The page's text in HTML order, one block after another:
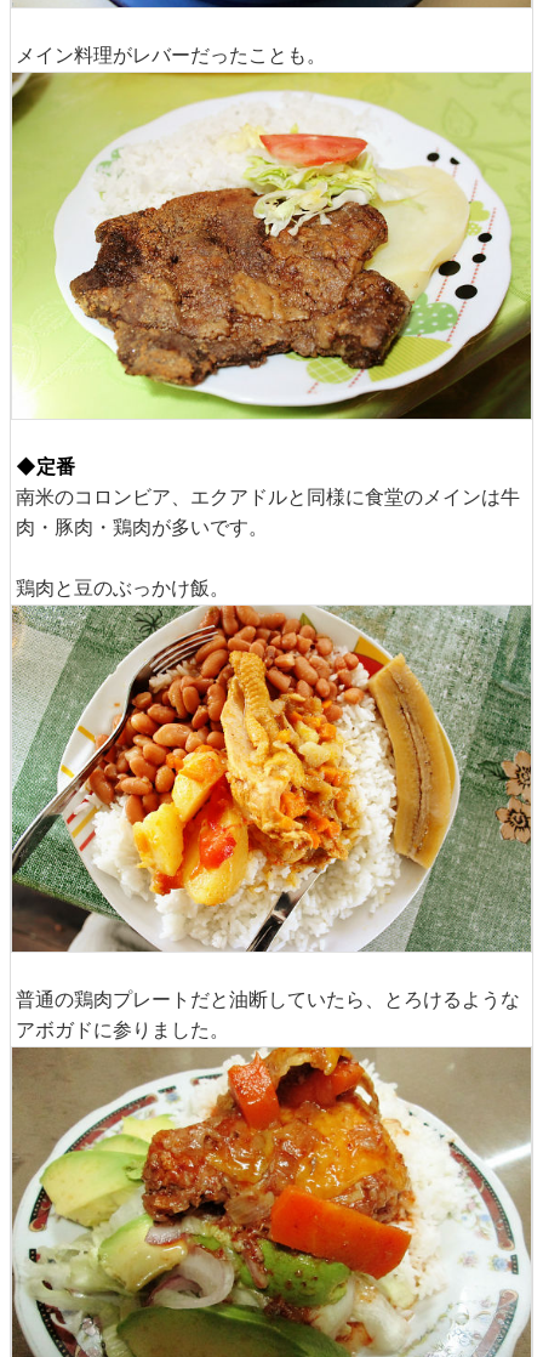
メイン料理がレバーだったことも。
◆定番
南米のコロンビア、エクアドルと同様に食堂のメインは牛
肉・豚肉・鶏肉が多いです。
鶏肉と豆のぶっかけ飯。
普通の鶏肉プレートだと油断していたら、とろけるような
アボガドに参りました。